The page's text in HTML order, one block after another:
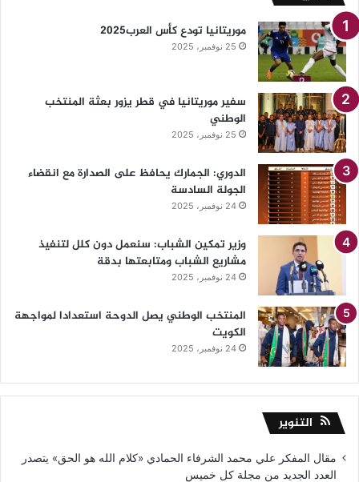
موريتانيا تودع كأس العرب2025
25 نوفمبر، 2025
سفير موريتانيا في قطر يزور بعثة المنتخب
الوطني
25 نوفمبر، 2025
الدوري: الجمارك يحافظ على الصدارة مع انقضاء
الجولة السادسة
24 نوفمبر، 2025
وزير تمكين الشباب: سنعمل دون كلل لتنفيذ
مشاريع الشباب ومتابعتها بدقة
24 نوفمبر، 2025
المنتخب الوطني يصل الدوحة استعدادا لمواجهة
الكويت
24 نوفمبر، 2025
التنوير
مقال المفكر علي محمد الشرفاء الحمادي «كلام الله هو الحق» يتصدر
العدد الجديد من مجلة كل خميس